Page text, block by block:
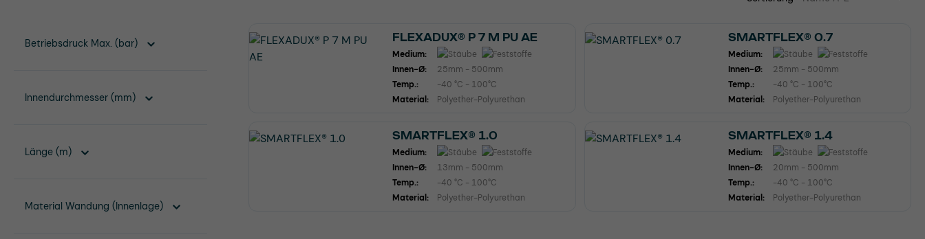
Betriebsdruck Max. (bar)
Innendurchmesser (mm)
Länge (m)
Material Wandung (Innenlage)
FLEXADUX® P 7 M PU AE
Medium:
Innen-Ø:
25mm - 500mm
Temp.:
-40 °C - 100°C
Material:
Polyether-Polyurethan
SMARTFLEX® 0.7
Medium:
Innen-Ø:
25mm - 500mm
Temp.:
-40 °C - 100°C
Material:
Polyether-Polyurethan
SMARTFLEX® 1.0
Medium:
Innen-Ø:
13mm - 500mm
Temp.:
-40 °C - 100°C
Material:
Polyether-Polyurethan
SMARTFLEX® 1.4
Medium:
Innen-Ø:
20mm - 500mm
Temp.:
-40 °C - 100°C
Material:
Polyether-Polyurethan